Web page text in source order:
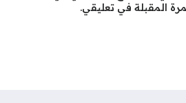
المقبلة في تعليقي.